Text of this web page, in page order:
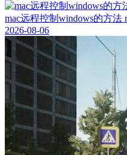
mac远程控制windows的方法
2026-08-06